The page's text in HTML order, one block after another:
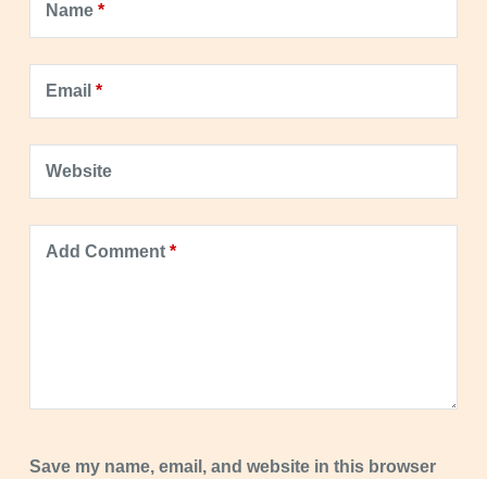
Name*
Email *
Website
Add Comment*
Save my name, email, and website in this browser